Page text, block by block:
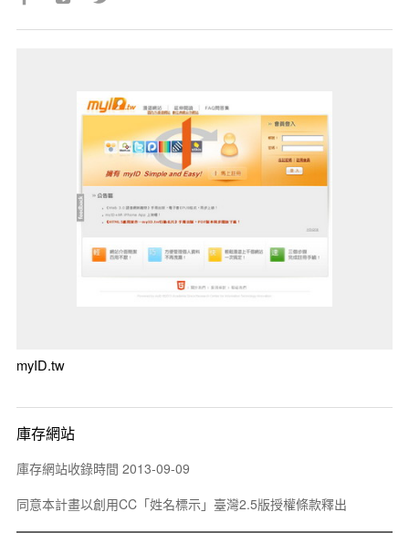
myID.tw
庫存網站
庫存網站收錄時間 2013-09-09
同意本計畫以創用CC「姓名標示」臺灣2.5版授權條款釋出